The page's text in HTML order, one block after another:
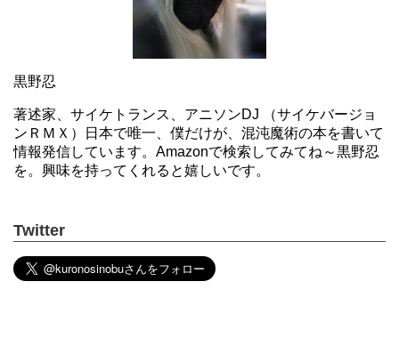
黒野忍
著述家、サイケトランス、アニソンDJ （サイケバージョ
ンＲＭＸ）日本で唯一、僕だけが、混沌魔術の本を書いて
情報発信しています。Amazonで検索してみてね～黒野忍
を。興味を持ってくれると嬉しいです。
Twitter